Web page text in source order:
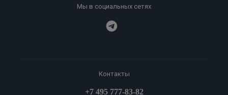
Мы в социальных сетях
Контакты
+7 495 777-83-82